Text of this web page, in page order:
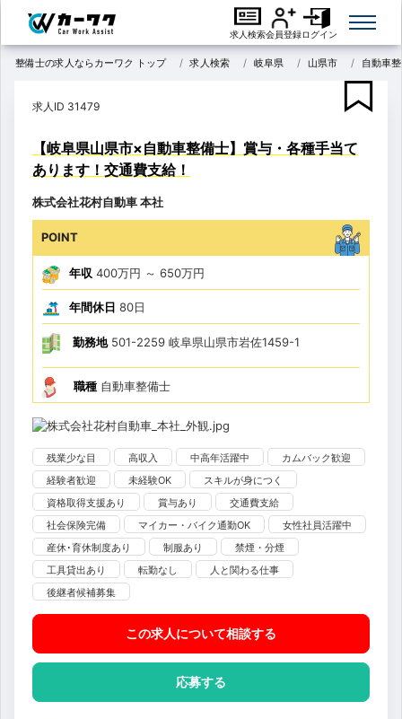
求人検索会員登録ログイン
整備士の求人ならカーワク トップ 求人検索 岐阜県 山県市 自動車
求人ID 31479
【岐阜県山県市×自動車整備士】賞与・各種手当て
あります！交通費支給！
株式会社花村自動車 本社
POINT
年収 400万円 ～ 650万円
年間休日 80日
勤務地501-2259 岐阜県山県市岩佐1459-1
職種 自動車整備士
残業少な目 高収入 中高年活躍中
カムバック歓迎
経験者歓迎
未経験OK
スキルが身につく
資格取得支援あり
賞与あり
交通費支給
社会保険完備
マイカー・バイク通勤OK
女性社員活躍中
産休･育休制度あり
制服あり
禁煙・分煙
工具貸出あり
転勤なし
人と関わる仕事
後継者候補募集
この求人について相談する
応募する